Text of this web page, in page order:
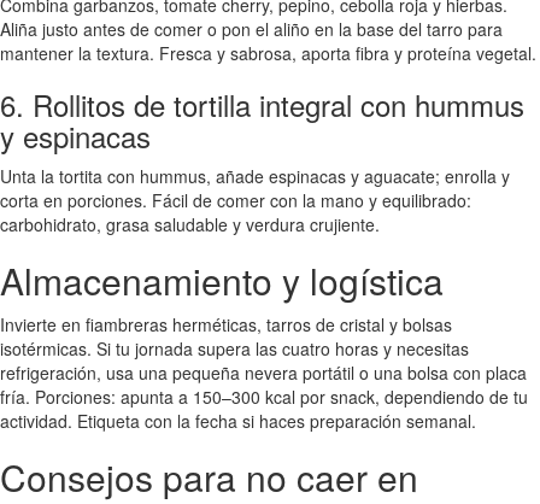
Combina garbanzos, tomate cherry, pepino, cebolla roja y hierbas.
Aliña justo antes de comer o pon el aliño en la base del tarro para
mantener la textura. Fresca y sabrosa, aporta fibra y proteína vegetal.
6. Rollitos de tortilla integral con hummus
y espinacas
Unta la tortita con hummus, añade espinacas y aguacate; enrolla y
corta en porciones. Fácil de comer con la mano y equilibrado:
carbohidrato, grasa saludable y verdura crujiente.
Almacenamiento y logística
Invierte en fiambreras herméticas, tarros de cristal y bolsas
isotérmicas. Si tu jornada supera las cuatro horas y necesitas
refrigeración, usa una pequeña nevera portátil o una bolsa con placa
fría. Porciones: apunta a 150–300 kcal por snack, dependiendo de tu
actividad. Etiqueta con la fecha si haces preparación semanal.
Consejos para no caer en